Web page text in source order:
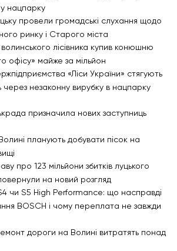
нацпарку
провели громадські слухання щодо
ринку і Старого міста
лісівника купив конюшню
офісу» майже за мільйон
«Ліси України» стягують
через незаконну вирубку в нацпарку
призначила нових заступниць
планують добувати пісок на
про 123 мільйони збитків луцького
на новий розгляд
чи S5 High Performance: що насправді
BOSCH і чому переплата не завжди
дороги на Волині витратять понад